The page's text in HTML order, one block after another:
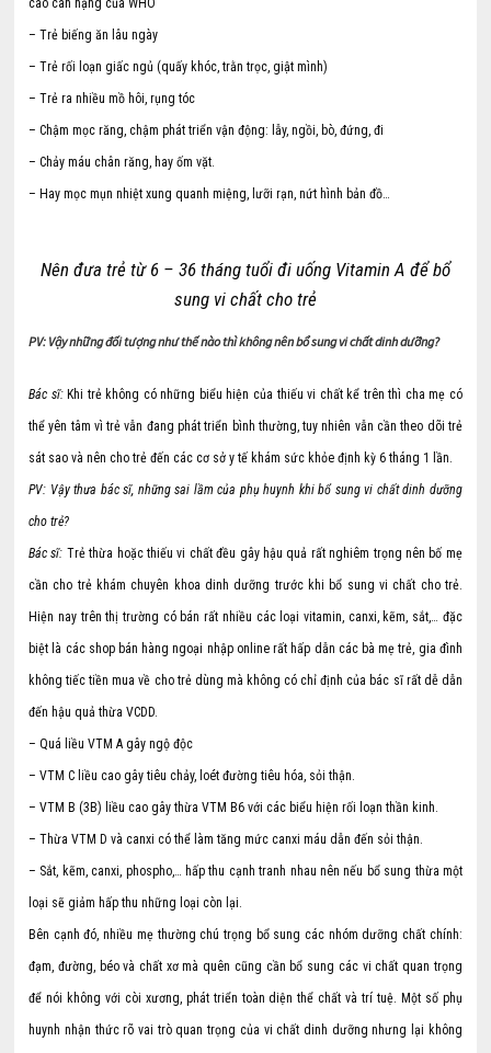
cao cân nặng của WHO
– Trẻ biếng ăn lâu ngày
– Trẻ rối loạn giấc ngủ (quấy khóc, trằn trọc, giật mình)
– Trẻ ra nhiều mồ hôi, rụng tóc
– Chậm mọc răng, chậm phát triển vận động: lẫy, ngồi, bò, đứng, đi
– Chảy máu chân răng, hay ốm vặt.
– Hay mọc mụn nhiệt xung quanh miệng, lưỡi rạn, nứt hình bản đồ…
Nên đưa trẻ từ 6 – 36 tháng tuổi đi uống Vitamin A để bổ
sung vi chất cho trẻ
PV: Vậy những đối tượng như thế nào thì không nên bổ sung vi chất dinh dưỡng?
Bác sĩ:Khi trẻ không có những biểu hiện của thiếu vi chất kể trên thì cha mẹ có
thể yên tâm vì trẻ vẫn đang phát triển bình thường, tuy nhiên vẫn cần theo dõi trẻ
sát sao và nên cho trẻ đến các cơ sở y tế khám sức khỏe định kỳ 6 tháng 1 lần.
PV: Vậy thưa bác sĩ, những sai lầm của phụ huynh khi bổ sung vi chất dinh dưỡng
cho trẻ?
Bác sĩ: Trẻ thừa hoặc thiếu vi chất đều gây hậu quả rất nghiêm trọng nên bố mẹ
cần cho trẻ khám chuyên khoa dinh dưỡng trước khi bổ sung vi chất cho trẻ.
Hiện nay trên thị trường có bán rất nhiều các loại vitamin, canxi, kẽm, sắt,… đặc
biệt là các shop bán hàng ngoại nhập online rất hấp dẫn các bà mẹ trẻ, gia đình
không tiếc tiền mua về cho trẻ dùng mà không có chỉ định của bác sĩ rất dễ dẫn
đến hậu quả thừa VCDD.
– Quá liều VTM A gây ngộ độc
– VTM C liều cao gây tiêu chảy, loét đường tiêu hóa, sỏi thận.
– VTM B (3B) liều cao gây thừa VTM B6 với các biểu hiện rối loạn thần kinh.
– Thừa VTM D và canxi có thể làm tăng mức canxi máu dẫn đến sỏi thận.
– Sắt, kẽm, canxi, phospho,… hấp thu cạnh tranh nhau nên nếu bổ sung thừa một
loại sẽ giảm hấp thu những loại còn lại.
Bên cạnh đó, nhiều mẹ thường chú trọng bổ sung các nhóm dưỡng chất chính:
đạm, đường, béo và chất xơ mà quên cũng cần bổ sung các vi chất quan trọng
để nói không với còi xương, phát triển toàn diện thể chất và trí tuệ. Một số phụ
huynh nhận thức rõ vai trò quan trọng của vi chất dinh dưỡng nhưng lại không